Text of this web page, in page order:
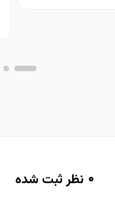
0 نظر ثبت شده